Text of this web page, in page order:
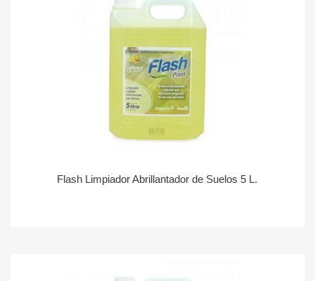
Flash Limpiador Abrillantador de Suelos 5 L.